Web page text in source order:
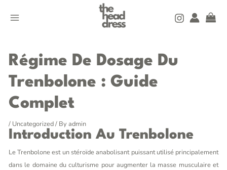
MENU
Régime De Dosage Du
Trenbolone : Guide
Complet
/ Uncategorized/ By admin
Introduction Au Trenbolone
Le Trenbolone est un stéroïde anabolisant puissant utilisé principalement
dans le domaine du culturisme pour augmenter la masse musculaire et
navigation